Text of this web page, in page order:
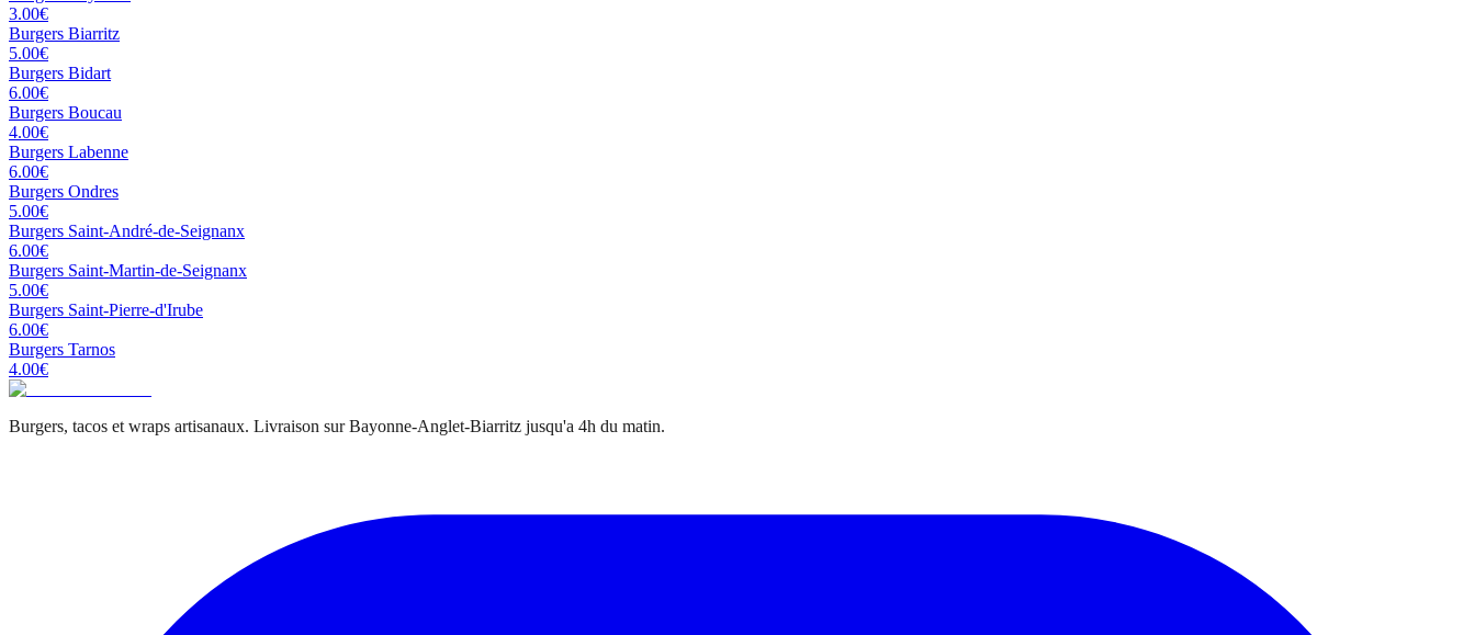
3.00€
Burgers Biarritz
5.00€
Burgers Bidart
6.00€
Burgers Boucau
4.00€
Burgers Labenne
6.00€
Burgers Ondres
5.00€
Burgers Saint-André-de-Seignanx
6.00€
Burgers Saint-Martin-de-Seignanx
5.00€
Burgers Saint-Pierre-d'Irube
6.00€
Burgers Tarnos
4.00€
Burgers, tacos et wraps artisanaux. Livraison sur Bayonne-Anglet-Biarritz jusqu'a 4h du matin.